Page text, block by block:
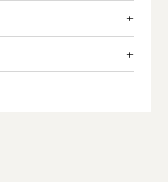
+
+